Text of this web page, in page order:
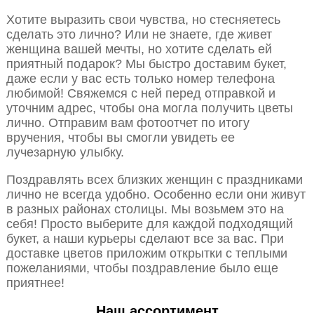
Хотите выразить свои чувства, но стесняетесь
сделать это лично? Или не знаете, где живет
женщина вашей мечты, но хотите сделать ей
приятный подарок? Мы быстро доставим букет,
даже если у вас есть только номер телефона
любимой! Свяжемся с ней перед отправкой и
уточним адрес, чтобы она могла получить цветы
лично. Отправим вам фотоотчет по итогу
вручения, чтобы вы смогли увидеть ее
лучезарную улыбку.
Поздравлять всех близких женщин с праздниками
лично не всегда удобно. Особенно если они живут
в разных районах столицы. Мы возьмем это на
себя! Просто выберите для каждой подходящий
букет, а наши курьеры сделают все за вас. При
доставке цветов приложим открытки с теплыми
пожеланиями, чтобы поздравление было еще
приятнее!